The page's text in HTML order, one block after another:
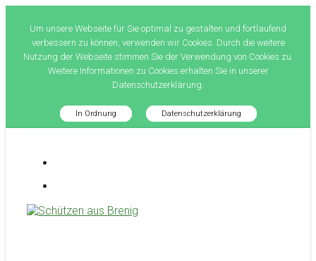
Um unsere Webseite für Sie optimal zu gestalten und fortlaufend
verbessern zu können, verwenden wir Cookies. Durch die weitere
Nutzung der Webseite stimmen Sie der Verwendung von Cookies zu.
Weitere Informationen zu Cookies erhalten Sie in unserer
Datenschutzerklärung.
In Ordnung Datenschutzerklärung
springen